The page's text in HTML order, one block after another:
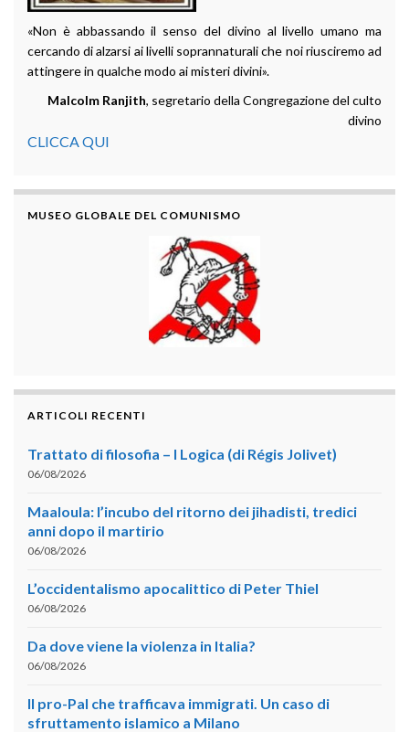
«Non è abbassando il senso del divino al livello umano ma
cercando di alzarsi ai livelli soprannaturali che noi riusciremo ad
attingere in qualche modo ai misteri divini».
Malcolm Ranjith, segretario della Congregazione del culto
divino
CLICCA QUI
MUSEO GLOBALE DEL COMUNISMO
ARTICOLI RECENTI
Trattato di filosofia – I Logica (di Régis Jolivet)
06/08/2026
Maaloula: l’incubo del ritorno dei jihadisti, tredici
anni dopo il martirio
06/08/2026
L’occidentalismo apocalittico di Peter Thiel
06/08/2026
Da dove viene la violenza in Italia?
06/08/2026
Il pro-Pal che trafficava immigrati. Un caso di
sfruttamento islamico a Milano